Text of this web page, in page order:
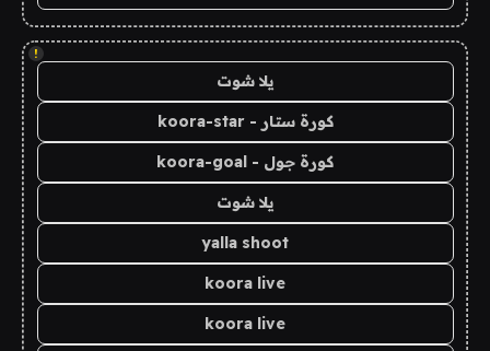
!
يلا شوت
كورة ستار - koora-star
كورة جول - koora-goal
يلا شوت
yalla shoot
koora live
koora live